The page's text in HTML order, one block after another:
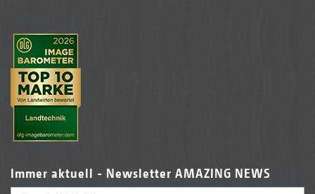
Immer aktuell - Newsletter AMAZING NEWS